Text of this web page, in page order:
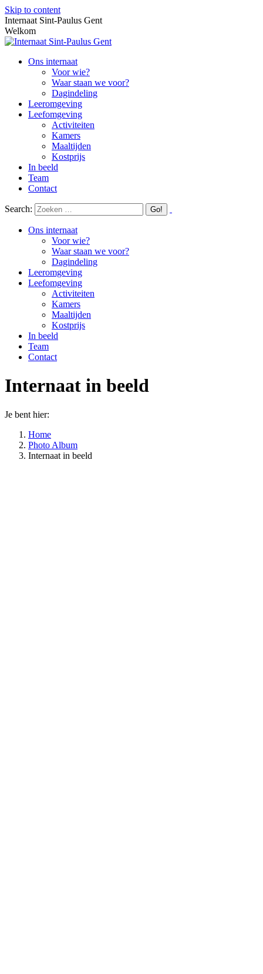
Skip to content
Internaat Sint-Paulus Gent
Welkom
Ons internaat
Voor wie?
Waar staan we voor?
Dagindeling
Leeromgeving
Leefomgeving
Activiteiten
Kamers
Maaltijden
Kostprijs
In beeld
Team
Contact
Search:
Ons internaat
Voor wie?
Waar staan we voor?
Dagindeling
Leeromgeving
Leefomgeving
Activiteiten
Kamers
Maaltijden
Kostprijs
In beeld
Team
Contact
Internaat in beeld
Je bent hier:
Home
Photo Album
Internaat in beeld